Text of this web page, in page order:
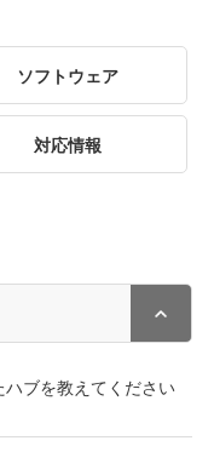
ソフトウェア
対応情報
ブを教えてください